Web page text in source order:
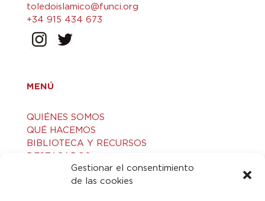
Gestionar el consentimiento
de las cookies
toledoislamico@funci.org
+34 915 434 673
MENÚ
QUIÉNES SOMOS
QUÉ HACEMOS
BIBLIOTECA Y RECURSOS
DESTACADOS
ACTIVIDADES
VISITAS GUIADAS